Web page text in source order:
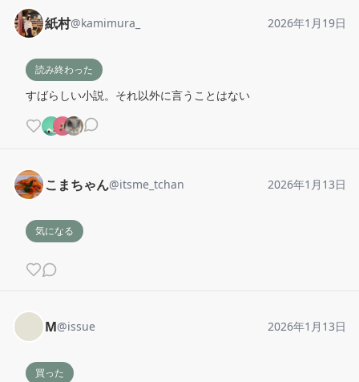
紙村@kamimura_ 2026年1月19日
読み終わった
すばらしい小説。それ以外に言うことはない
こまちゃん@itsme_tchan 2026年1月13日
気になる
M@issue 2026年1月13日
買った